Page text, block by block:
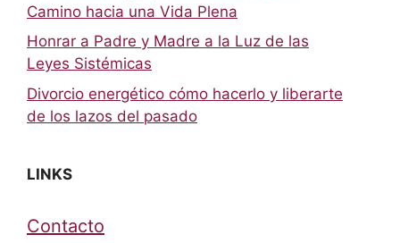
Camino hacia una Vida Plena
Honrar a Padre y Madre a la Luz de las
Leyes Sistémicas
Divorcio energético cómo hacerlo y liberarte
de los lazos del pasado
LINKS
Contacto